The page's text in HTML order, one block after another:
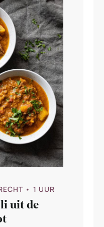
• 1 UUR
uit de